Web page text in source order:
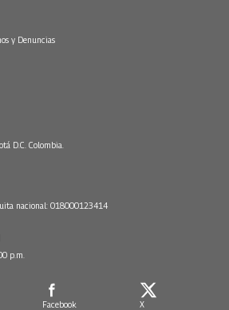
y Denuncias
D.C. Colombia.
nacional: 018000123414
p.m.
Facebook X